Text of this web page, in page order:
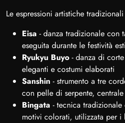
Le espressioni artistiche
Eisa - danza tradizionale con
eseguita durante le festività
Ryukyu Buyo - danza di
eleganti e costumi elaborati
Sanshin - strumento a tre
con pelle di serpente,
Bingata - tecnica
motivi colorati, utilizzata per i